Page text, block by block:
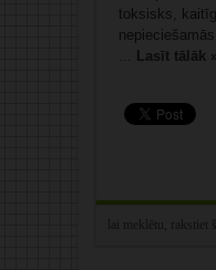
toksisks,
... Lasīt tālāk »